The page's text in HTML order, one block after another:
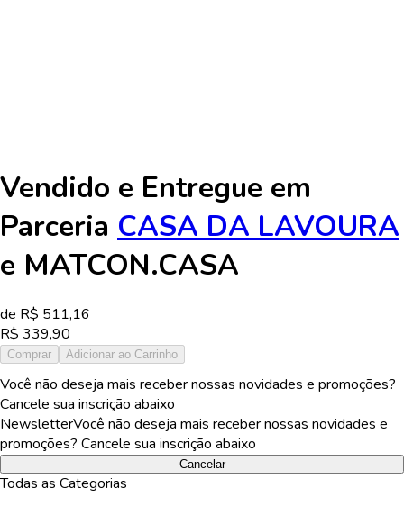
Vendido e Entregue em
Parceria CASA DA LAVOURA
e MATCON.CASA
de R$ 511,16
R$ 339,90
Comprar Adicionar ao Carrinho
Você não deseja mais receber nossas novidades e promoções?
Cancele sua inscrição abaixo
NewsletterVocê não deseja mais receber nossas novidades e
promoções? Cancele sua inscrição abaixo
Cancelar
Todas as Categorias